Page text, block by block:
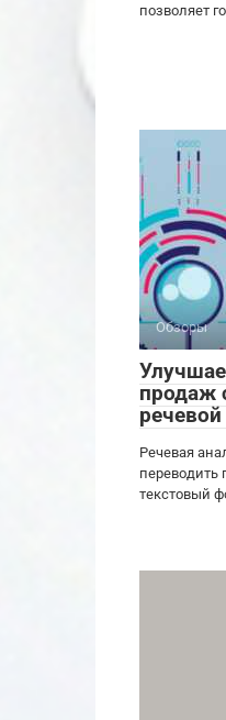
позволяет
Обзоры
продаж
Речевая
переводить
текстовый